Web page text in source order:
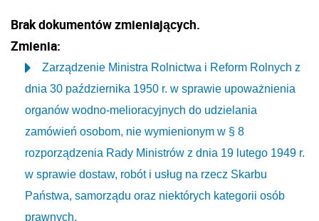
Brak dokumentów zmieniających.
Zmienia:
Zarządzenie Ministra Rolnictwa i Reform Rolnych z
dnia 30 października 1950 r. w sprawie upoważnienia
organów wodno-melioracyjnych do udzielania
zamówień osobom, nie wymienionym w § 8
rozporządzenia Rady Ministrów z dnia 19 lutego 1949 r.
w sprawie dostaw, robót i usług na rzecz Skarbu
Państwa, samorządu oraz niektórych kategorii osób
prawnych.